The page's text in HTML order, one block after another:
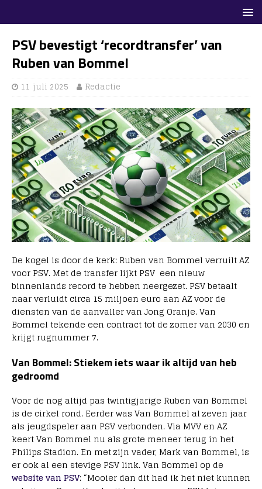
PSV bevestigt ‘recordtransfer’ van
Ruben van Bommel
11 juli 2025 Redactie
De kogel is door de kerk: Ruben van Bommel verruilt AZ
voor PSV. Met de transfer lijkt PSV een nieuw
binnenlands record te hebben neergezet. PSV betaalt
naar verluidt circa 15 miljoen euro aan AZ voor de
diensten van de aanvaller van Jong Oranje. Van
Bommel tekende een contract tot de zomer van 2030 en
krijgt rugnummer 7.
Van Bommel: Stiekem iets waar ik altijd van heb
gedroomd
Voor de nog altijd pas twintigjarige Ruben van Bommel
is de cirkel rond. Eerder was Van Bommel al zeven jaar
als jeugdspeler aan PSV verbonden. Via MVV en AZ
keert Van Bommel nu als grote meneer terug in het
Philips Stadion. En met zijn vader, Mark van Bommel, is
er ook al een stevige PSV link. Van Bommel op de
website van PSV: “Mooier dan dit had ik het niet kunnen